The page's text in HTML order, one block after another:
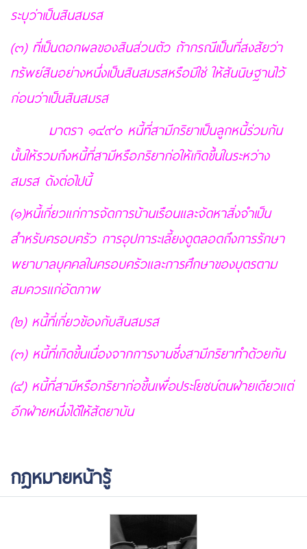
ระบุว่าเป็นสินสมรส
(๓) ที่เป็นดอกผลของสินส่วนตัว ถ้ากรณีเป็นที่สงสัยว่า
ทรัพย์สินอย่างหนึ่งเป็นสินสมรสหรือมิใช่ ให้สันนิษฐานไว้
ก่อนว่าเป็นสินสมรส
มาตรา ๑๔๙๐ หนี้ที่สามีภริยาเป็นลูกหนี้ร่วมกัน
นั้นให้รวมถึงหนี้ที่สามีหรือภริยาก่อให้เกิดขึ้นในระหว่าง
สมรส ดังต่อไปนี้
(๑)หนี้เกี่ยวแก่การจัดการบ้านเรือนและจัดหาสิ่งจำเป็น
สำหรับครอบครัว การอุปการะเลี้ยงดูตลอดถึงการรักษา
พยาบาลบุคคลในครอบครัวและการศึกษาของบุตรตาม
สมควรแก่อัตภาพ
(๒) หนี้ที่เกี่ยวข้องกับสินสมรส
(๓) หนี้ที่เกิดขึ้นเนื่องจากการงานซึ่งสามีภริยาทำด้วยกัน
(๔) หนี้ที่สามีหรือภริยาก่อขึ้นเพื่อประโยชน์ตนฝ่ายเดียวแต่
อีกฝ่ายหนึ่งได้ให้สัตยาบัน
กฎหมายหน้ารู้